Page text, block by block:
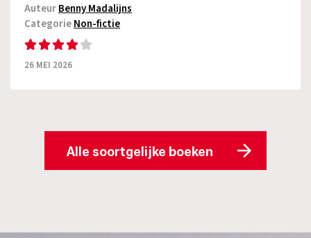
AuteurBenny Madalijns
CategorieNon-fictie
26 MEI 2026
Alle soortgelijke boeken